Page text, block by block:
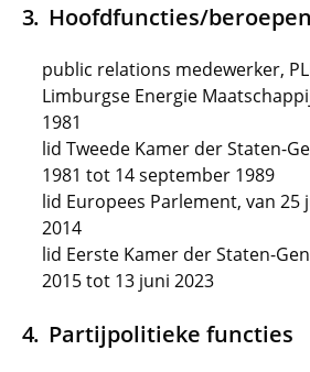
Hoofdfuncties/beroepen
public relations medewerker,
Limburgse Energie
1981
lid Tweede Kamer der Staten-
1981 tot 14 september 1989
lid Europees Parlement, van 25
2014
lid Eerste Kamer der Staten-
2015 tot 13 juni 2023
Partijpolitieke functies